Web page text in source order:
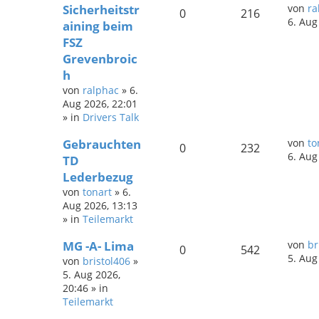
Sicherheitstr
aining beim
FSZ
Grevenbroic
h
von ralphac » 6.
Aug 2026, 22:01
» in Drivers Talk
0 216 von
6.
Gebrauchten
TD
Lederbezug
von tonart » 6.
Aug 2026, 13:13
» in Teilemarkt
0 232 von
6.
MG -A- Lima
von bristol406 »
5. Aug 2026,
20:46 » in
Teilemarkt
0 542 von
5.